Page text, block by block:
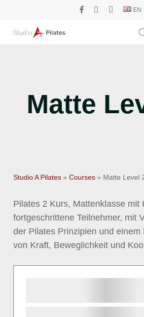
main
EN
Matte
Studio A Pilates» Courses» Matte Level
Pilates 2 Kurs, Mattenklasse mit
fortgeschrittene Teilnehmer, mit
der Pilates Prinzipien und einem
von Kraft, Beweglichkeit und